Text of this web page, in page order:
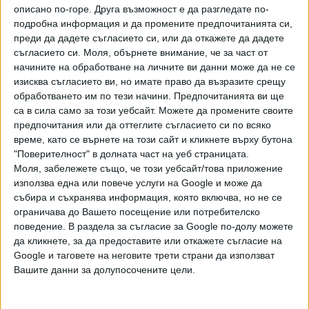
описано по-горе. Друга възможност е да разгледате по-
подробна информация и да промените предпочитанията си,
преди да дадете съгласието си, или да откажете да дадете
съгласието си.
Моля, обърнете внимание, че за част от
начините на обработване на личните ви данни може да не се
изисква съгласието ви, но имате право да възразите срещу
обработването им по тези начини. Предпочитанията ви ще
са в сила само за този уебсайт. Можете да промените своите
предпочитания или да оттеглите съгласието си по всяко
време, като се върнете на този сайт и кликнете върху бутона
"Поверителност" в долната част на уеб страницата.
Моля, забележете също, че този уебсайт/това приложение
използва една или повече услуги на Google и може да
събира и съхранява информация, която включва, но не се
ограничава до Вашето посещение или потребителско
поведение. В раздела за съгласие за Google по-долу можете
да кликнете, за да предоставите или откажете съгласие на
Google и таговете на неговите трети страни да използват
Вашите данни за долупосочените цели.
ПОСЛЕ Разгледай всички
Хавайската Богородица заплака с фентанилови сълзи
Видео Разгледай всички